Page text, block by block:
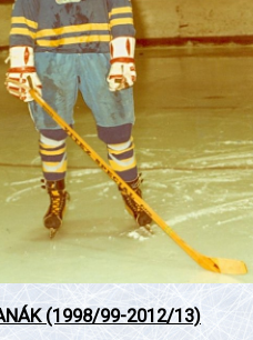
(1998/99-2012/13)